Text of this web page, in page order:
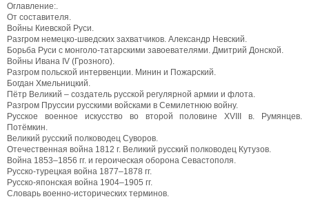
Оглавление:.
От составителя.
Войны Киевской Руси.
Разгром немецко-шведских захватчиков. Александр Невский.
Борьба Руси с монголо-татарскими завоевателями. Дмитрий Донской.
Войны Ивана IV (Грозного).
Разгром польской интервенции. Минин и Пожарский.
Богдан Хмельницкий.
Пётр Великий – создатель русской регулярной армии и флота.
Разгром Пруссии русскими войсками в Семилетнюю войну.
Русское военное искусство во второй половине XVIII в. Румянцев.
Потёмкин.
Великий русский полководец Суворов.
Отечественная война 1812 г. Великий русский полководец Кутузов.
Война 1853–1856 гг. и героическая оборона Севастополя.
Русско-турецкая война 1877–1878 гг.
Русско-японская война 1904–1905 гг.
Словарь военно-исторических терминов.